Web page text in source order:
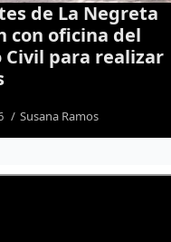
acaba el
sin barras ni